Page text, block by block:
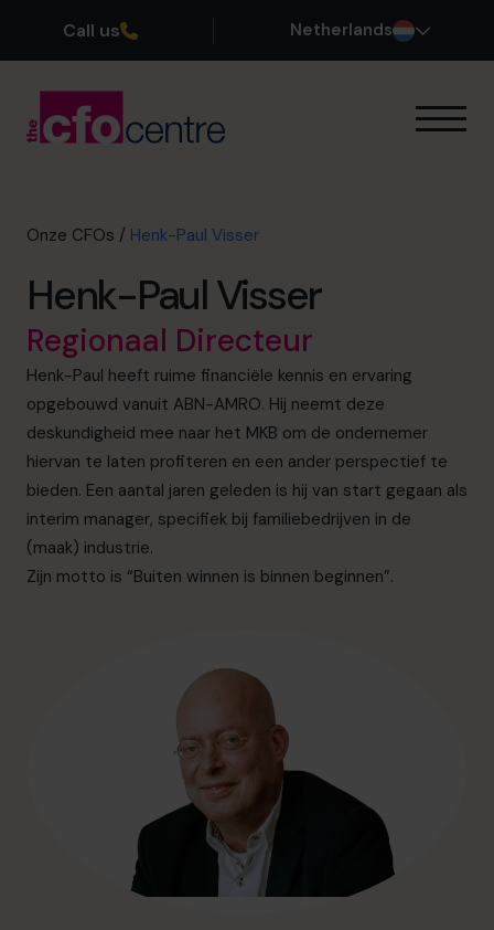
Call us Netherlands
Onze CFOs
Over ons
Word lid van ons team
Plan een kennismakingsgesprek
035 3333 555
info.nl@cfocentre.com
Onze CFOs / Henk-Paul Visser
Henk-Paul Visser
Regionaal Directeur
Henk-Paul heeft ruime financiële kennis en ervaring
opgebouwd vanuit ABN-AMRO. Hij neemt deze
deskundigheid mee naar het MKB om de ondernemer
hiervan te laten profiteren en een ander perspectief te
bieden. Een aantal jaren geleden is hij van start gegaan als
interim manager, specifiek bij familiebedrijven in de
(maak) industrie.
Zijn motto is “Buiten winnen is binnen beginnen”.